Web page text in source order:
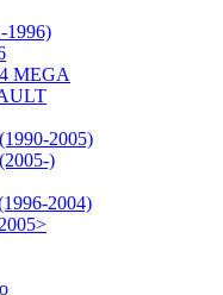
1996)
MEGA
2005)
)
2004)